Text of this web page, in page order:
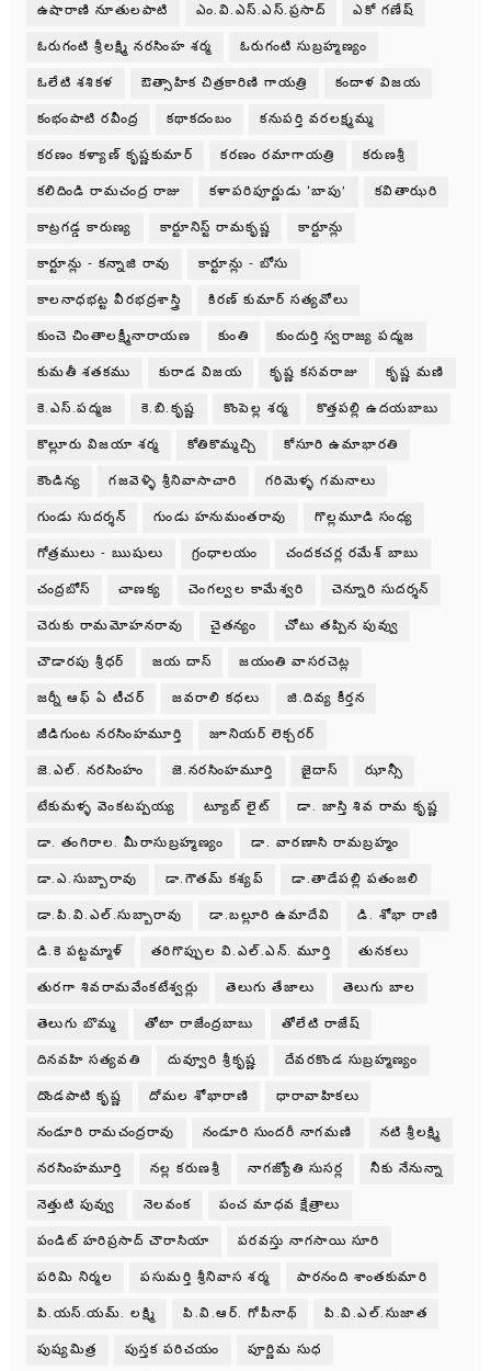
ఉషారాణి నూతులపాటి ఎం.వి.ఎస్.ఎస్.ప్రసాద్ ఎకో గణేష్
ఓరుగంటి శ్రీలక్ష్మి నరసింహ శర్మ ఓరుగంటి సుబ్రహ్మణ్యం
ఓలేటి శశికళ ఔత్సాహిక చిత్రకారిణి గాయత్రి కందాళ విజయ
కంభంపాటి రవీంద్ర కథాకదంబం కనుపర్తి వరలక్ష్మమ్మ
కరణం కళ్యాణ్ కృష్ణకుమార్ కరణం రమాగాయత్రి కరుణశ్రీ
కలిదిండి రామచంద్ర రాజు కళాపరిపూర్ణుడు ‘బాపు’ కవితాఝరి
కాట్రగడ్డ కారుణ్య కార్టూనిస్ట్ రామకృష్ణ కార్టూన్లు
కార్టూన్లు - కన్నాజి రావు కార్టూన్లు - బోసు
కాలనాధభట్ట వీరభద్రశాస్త్రి కిరణ్ కుమార్ సత్యవోలు
కుంచె చింతాలక్ష్మీనారాయణ కుంతి కుందుర్తి స్వరాజ్య పద్మజ
కుమతీ శతకము కురాడ విజయ కృష్ణ కసవరాజు కృష్ణ మణి
కె.ఎస్.పద్మజ కె.బి.కృష్ణ కొంపెల్ల శర్మ కొత్తపల్లి ఉదయబాబు
కొల్లూరు విజయా శర్మ కోతికొమ్మచ్చి కోసూరి ఉమాభారతి
కౌండిన్య గజవెళ్ళి శ్రీనివాసాచారి గరిమెళ్ళ గమనాలు
గుండు సుదర్శన్ గుండు హనుమంతరావు గొల్లమూడి సంధ్య
గోత్రములు - ఋషులు గ్రంధాలయం చందకచర్ల రమేశ్ బాబు
చంద్రబోస్ చాణక్య చెంగల్వల కామేశ్వరి చెన్నూరి సుదర్శన్
చెరుకు రామమోహనరావు చైతన్యం చోటు తప్పిన పువ్వు
చౌడారపు శ్రీధర్ జయ దాస్ జయంతి వాసరచెట్ల
జర్నీ ఆఫ్ ఏ టీచర్ జవరాలి కధలు జి.దివ్య కీర్తన
జీడిగుంట నరసింహమూర్తి జూనియర్ లెక్చరర్
జె.ఎల్. నరసింహం జె.నరసింహమూర్తి జైదాస్ ఝాన్సీ
టేకుమళ్ళ వెంకటప్పయ్య ట్యూబ్ లైట్ డా. జాస్తి శివ రామ కృష్ణ
డా. తంగిరాల. మీరాసుబ్రహ్మణ్యం డా. వారణాసి రామబ్రహ్మం
డా.ఎ.సుబ్బారావు డా.గౌతమ్ కశ్యప్ డా.తాడేపల్లి పతంజలి
డా.పి.వి.ఎల్.సుబ్బారావు డా.బల్లూరి ఉమాదేవి డి. శోభా రాణి
డి.కె పట్టమ్మాళ్ తరిగొప్పుల వి.ఎల్.ఎన్. మూర్తి తునకలు
తురగా శివరామవేంకటేశ్వర్లు తెలుగు తేజాలు తెలుగు బాల
తెలుగు బొమ్మ తోటా రాజేంద్రబాబు తోలేటి రాజేష్
దినవహి సత్యవతి దువ్వూరి శ్రీకృష్ణ దేవరకొండ సుబ్రహ్మణ్యం
దొండపాటి కృష్ణ దోమల శోభారాణి ధారావాహికలు
నండూరి రామచంద్రరావు నండూరి సుందరీ నాగమణి నటి శ్రీలక్ష్మి
నరసింహమూర్తి నల్ల కరుణశ్రీ నాగజ్యోతి సుసర్ల నీకు నేనున్నా
నెత్తుటి పువ్వు నెలవంక పంచ మాధవ క్షేత్రాలు
పండిట్ హరిప్రసాద్ చౌరాసియా పరవస్తు నాగసాయి సూరి
పరిమి నిర్మల పసుమర్తి శ్రీనివాస శర్మ పారనంది శాంతకుమారి
పి.యస్.యమ్. లక్ష్మి పి.వి.ఆర్. గోపీనాథ్ పి.వి.ఎల్.సుజాత
పుష్యమిత్ర పుస్తక పరిచయం పూర్ణిమ సుధ